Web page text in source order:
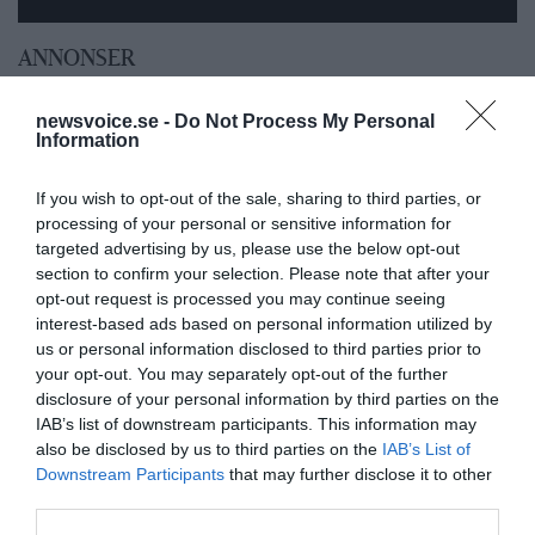
newsvoice.se - Do Not Process My Personal
Information
If you wish to opt-out of the sale, sharing to third parties, or
processing of your personal or sensitive information for
targeted advertising by us, please use the below opt-out
section to confirm your selection. Please note that after your
opt-out request is processed you may continue seeing
interest-based ads based on personal information utilized by
us or personal information disclosed to third parties prior to
your opt-out. You may separately opt-out of the further
disclosure of your personal information by third parties on the
IAB’s list of downstream participants. This information may
also be disclosed by us to third parties on the IAB’s List of
Downstream Participants that may further disclose it to other
ANNONSER